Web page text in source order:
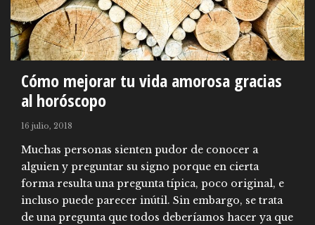
Cómo mejorar tu vida amorosa gracias
al horóscopo
16 julio, 2018
Muchas personas sienten pudor de conocer a
alguien y preguntar su signo porque en cierta
forma resulta una pregunta típica, poco original, e
incluso puede parecer inútil. Sin embargo, se trata
de una pregunta que todos deberíamos hacer ya que